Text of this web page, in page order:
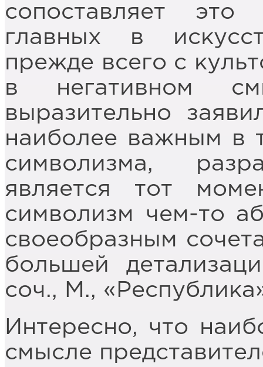
сопоставляет
главных в
прежде всего с
в негативном
выразительно
наиболее важным в
символизма,
является тот
символизм чем-то
своеобразным
большей
соч., М.,
Интересно, что
смысле